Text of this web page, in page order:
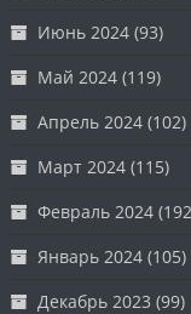
Июнь 2024 (93)
Май 2024 (119)
Апрель 2024 (102)
Март 2024 (115)
Февраль 2024
Январь 2024 (105)
Декабрь 2023 (99)